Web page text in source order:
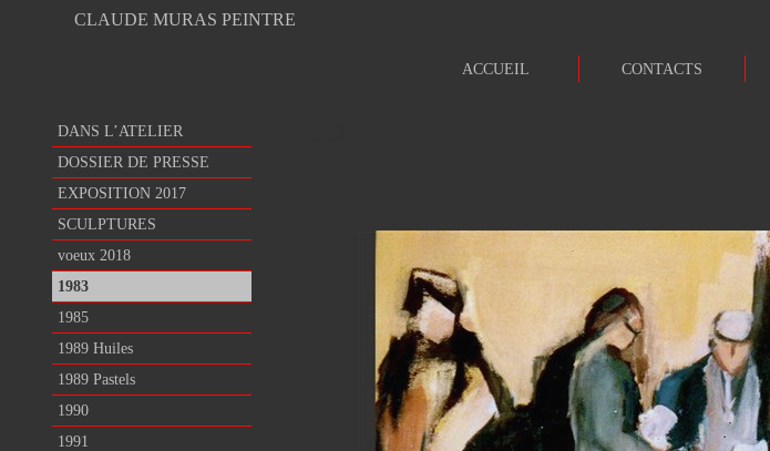
CLAUDE MURAS PEINTRE
ACCUEIL CONTACTS
DANS L’ATELIER
DOSSIER DE PRESSE
EXPOSITION 2017
SCULPTURES
voeux 2018
1983
1985
1989 Huiles
1989 Pastels
1990
1991